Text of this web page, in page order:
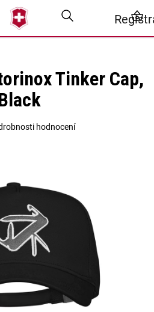
Tinker Cap,
hodnocení